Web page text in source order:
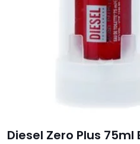
Diesel Zero Plus 75ml